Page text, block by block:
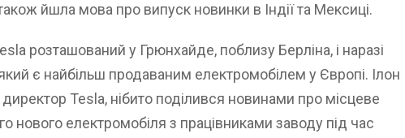
йшла мова про випуск новинки в Індії та Мексиці.
розташований у Грюнхайде, поблизу Берліна, і наразі
є найбільш продаваним електромобілем у Європі. Ілон
Tesla, нібито поділився новинами про місцеве
нового електромобіля з працівниками заводу під час